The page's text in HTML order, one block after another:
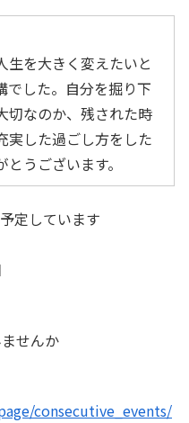
生を大きく変えたいと
でした。自分を掘り下
切なのか、残された時
実した過ごし方をした
うございます。
定しています
せんか
consecutive_events/